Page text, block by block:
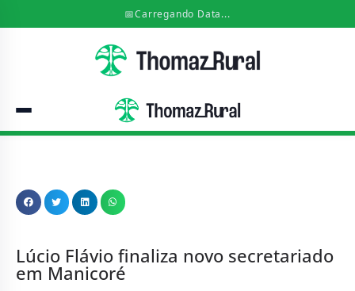
📅Carregando Data...
Lúcio Flávio finaliza novo secretariado
em Manicoré